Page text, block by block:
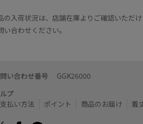
入荷状況は、店舗在庫よりご確認いただ
い合わせください。
い合わせ番号 GGK26000
プ
払い方法
ポイント 商品のお届け 着